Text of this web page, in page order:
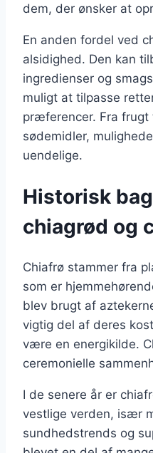
dem, der ønsker at
En anden fordel ved
alsidighed. Den kan
ingredienser og
muligt at tilpasse
præferencer. Fra frugt
sødemidler,
uendelige.
Historisk
chiagrød og
Chiafrø stammer fra
som er
blev brugt af
vigtig del af deres
være en energikilde.
ceremonielle
I de senere år er
vestlige verden, især
sundhedstrends og